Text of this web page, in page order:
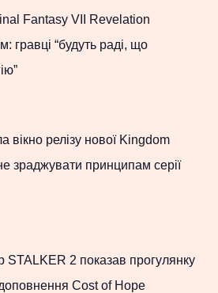
Fantasy VII Revelation
гравці “будуть раді, що
вікно релізу нової Kingdom
зраджувати принципам серії
STALKER 2 показав прогулянку
Cost of Hope